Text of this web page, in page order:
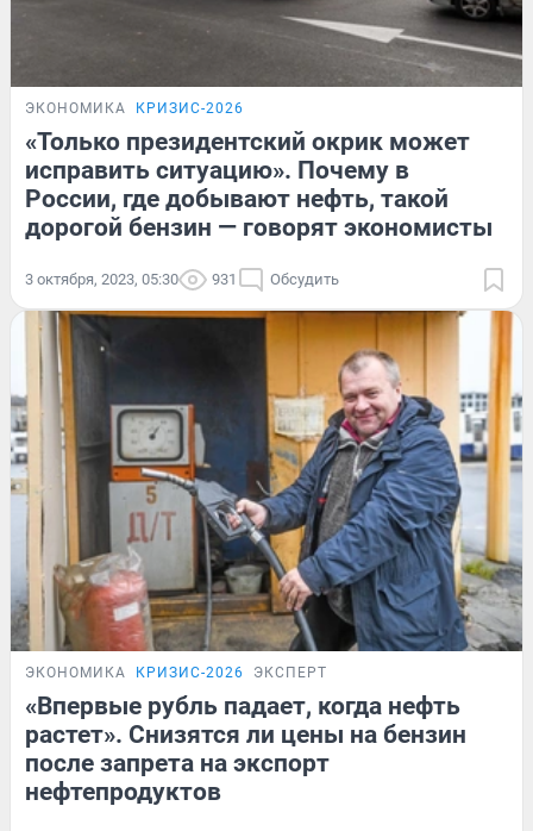
ЭКОНОМИКА КРИЗИС-2026
«Только президентский окрик может
исправить ситуацию». Почему в
России, где добывают нефть, такой
дорогой бензин — говорят экономисты
3 октября, 2023, 05:30 931 Обсудить
ЭКОНОМИКА КРИЗИС-2026 ЭКСПЕРТ
«Впервые рубль падает, когда нефть
растет». Снизятся ли цены на бензин
после запрета на экспорт
нефтепродуктов